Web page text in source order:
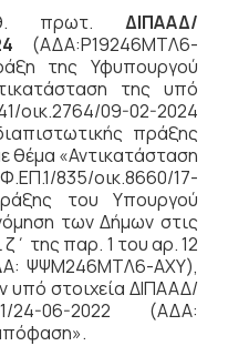
πρωτ.ΔΙΠΑΑΔ/
(ΑΔΑ:Ρ19246ΜΤΛ6-
της Υφυπουργού
της υπό
οικ.2764/09-02-2024
πράξης
θέμα «Αντικατάσταση
835/οικ.8660/17-
του Υπουργού
των Δήμων στις
της παρ. 1 του αρ. 12
ΨΨΜ246ΜΤΛ6-ΑΧΥ),
στοιχεία ΔΙΠΑΑΔ/
24-06-2022 (ΑΔΑ: